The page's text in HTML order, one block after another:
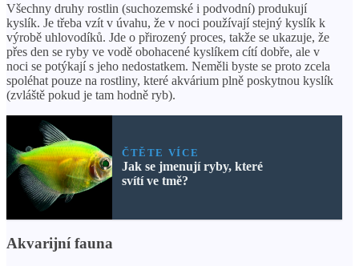
Všechny druhy rostlin (suchozemské i podvodní) produkují
kyslík. Je třeba vzít v úvahu, že v noci používají stejný kyslík k
výrobě uhlovodíků. Jde o přirozený proces, takže se ukazuje, že
přes den se ryby ve vodě obohacené kyslíkem cítí dobře, ale v
noci se potýkají s jeho nedostatkem. Neměli byste se proto zcela
spoléhat pouze na rostliny, které akvárium plně poskytnou kyslík
(zvláště pokud je tam hodně ryb).
ČTĚTE VÍCE
Jak se jmenují ryby, které
svítí ve tmě?
Akvarijní fauna